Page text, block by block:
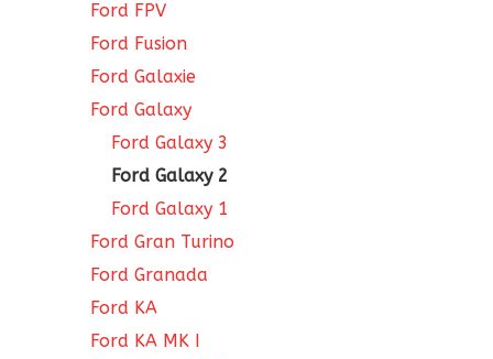
Ford FPV
Ford Fusion
Ford Galaxie
Ford Galaxy
Ford Galaxy 3
Ford Galaxy 2
Ford Galaxy 1
Ford Gran Turino
Ford Granada
Ford KA
Ford KA MK I